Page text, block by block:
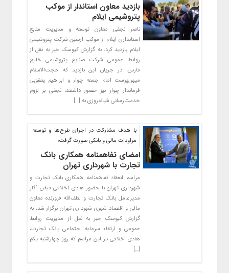
بازدید معاون استاندار از موکب
پتروشیمی ایلام
ناصر نجفی معاون توسعه و مدیریت منابع
استانداری ایلام از موکب اربعین شرکت پتروشیمی
ایلام بازدید کرد. به گزارش کیوسک خبر به نقل از
روابط عمومی شرکت صنایع پتروشیمی خلیج
فارس، در جریان این بازدید که حجت‌الاسلام
میهن‌پرست امام جمعه چوار و ابراهیم یعقوبی
فرماندار چوار نیز حضور داشتند، نجفی بر لزوم
خدمت‌رسانی شبانه‌روزی به […]
با هدف مشارکت در اجرای طرح‌ها و توسعه
مراودات مالی و بانکی صورت گرفت؛
امضای تفاهمنامه همکاری بانک
تجارت با شهرداری تهران
مراسم انعقاد تفاهمنامه همکاری بانک تجارت و
شهرداری تهران با حضور هادی اخلاقی فیض آثار
مدیرعامل بانک تجارت و لطف‌الله فروزنده معاون
مالی و اقتصاد شهری شهرداری تهران برگزار شد. به
گزارش کیوسک خبر به نقل از مدیریت روابط
عمومی و ارتقاء سرمایه اجتماعی بانک تجارت،
هادی اخلاقی در این مراسم که روز چهارشنبه یکم
[…]